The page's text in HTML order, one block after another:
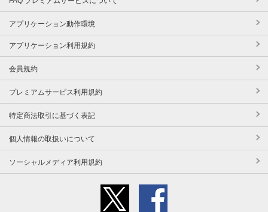
アプリケーション動作環境
アプリケーション利用規約
会員規約
プレミアムサービス利用規約
特定商法取引に基づく表記
個人情報の取扱いについて
ソーシャルメディア利用規約